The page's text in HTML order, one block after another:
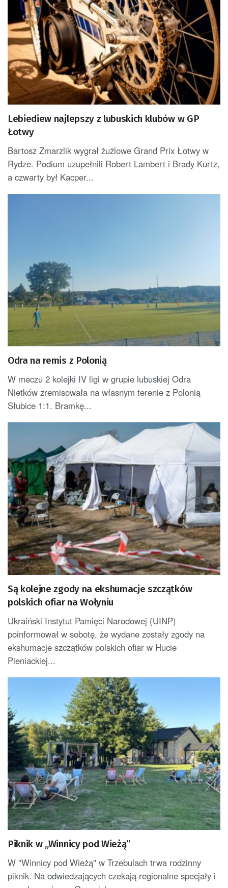
Lebiediew najlepszy z lubuskich klubów w GP
Łotwy
Bartosz Zmarzlik wygrał żużlowe Grand Prix Łotwy w
Rydze. Podium uzupełnili Robert Lambert i Brady Kurtz,
a czwarty był Kacper...
Odra na remis z Polonią
W meczu 2 kolejki IV ligi w grupie lubuskiej Odra
Nietków zremisowała na własnym terenie z Polonią
Słubice 1:1. Bramkę...
Są kolejne zgody na ekshumacje szczątków
polskich ofiar na Wołyniu
Ukraiński Instytut Pamięci Narodowej (UINP)
poinformował w sobotę, że wydane zostały zgody na
ekshumacje szczątków polskich ofiar w Hucie
Pieniackiej...
Piknik w „Winnicy pod Wieżą”
W "Winnicy pod Wieżą" w Trzebulach trwa rodzinny
piknik. Na odwiedzających czekają regionalne specjały i